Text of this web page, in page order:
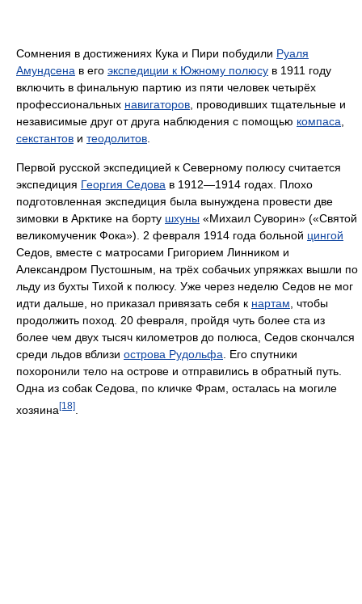
Сомнения в достижениях Кука и Пири побудили Руаля
Амундсена в его экспедиции к Южному полюсу в 1911 году
включить в финальную партию из пяти человек четырёх
профессиональных навигаторов , проводивших тщательные и
независимые друг от друга наблюдения с помощью компаса
секстантов и теодолитов
Первой русской экспедицией к Северному полюсу считается
экспедиция Георгия Седова в 1912—1914 годах. Плохо
подготовленная экспедиция была вынуждена провести две
зимовки в Арктике на борту шхуны «Михаил Суворин» («Святой
великомученик Фока»). 2 февраля 1914 года больной цингой
Седов, вместе с матросами Григорием Линником и
Александром Пустошным, на трёх собачьих упряжках вышли по
льду из бухты Тихой к полюсу. Уже через неделю Седов не мог
идти дальше, но приказал привязать себя к нартам , чтобы
продолжить поход. 20 февраля, пройдя чуть более ста из
более чем двух тысяч километров до полюса, Седов скончался
среди льдов вблизи острова Рудольфа . Его спутники
похоронили тело на острове и отправились в обратный путь.
Одна из собак Седова, по кличке Фрам, осталась на могиле
хозяина[18]